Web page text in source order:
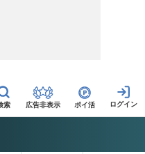
広告非表示 ポイ活